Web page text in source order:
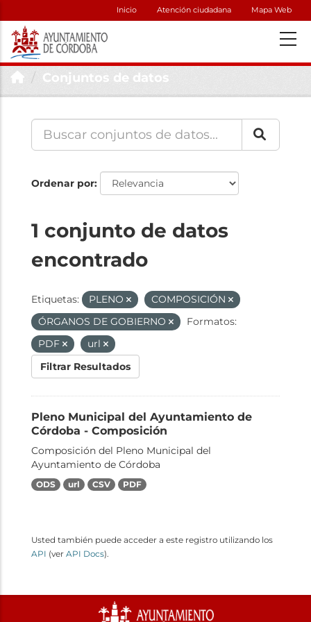
Inicio Atención ciudadana Mapa Web
Conjuntos de datos
Ordenar por
1 conjunto de datos
encontrado
Etiquetas: PLENO
COMPOSICIÓN
ÓRGANOS DE GOBIERNO
Formatos:
PDF
url
Filtrar Resultados
Pleno Municipal del Ayuntamiento de
Córdoba - Composición
Composición del Pleno Municipal del
Ayuntamiento de Córdoba
ODS url CSV PDF
Usted también puede acceder a este registro utilizando los
API (ver API Docs).